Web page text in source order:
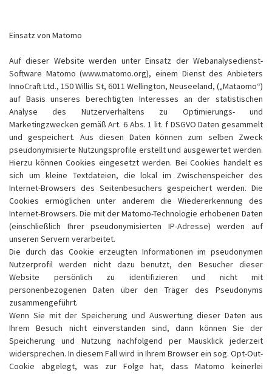
Einsatz von Matomo
Auf dieser Website werden unter Einsatz der Webanalysedienst-
Software Matomo (www.matomo.org), einem Dienst des Anbieters
InnoCraft Ltd., 150 Willis St, 6011 Wellington, Neuseeland, („Mataomo“)
auf Basis unseres berechtigten Interesses an der statistischen
Analyse des Nutzerverhaltens zu Optimierungs- und
Marketingzwecken gemäß Art. 6 Abs. 1 lit. f DSGVO Daten gesammelt
und gespeichert. Aus diesen Daten können zum selben Zweck
pseudonymisierte Nutzungsprofile erstellt und ausgewertet werden.
Hierzu können Cookies eingesetzt werden. Bei Cookies handelt es
sich um kleine Textdateien, die lokal im Zwischenspeicher des
Internet-Browsers des Seitenbesuchers gespeichert werden. Die
Cookies ermöglichen unter anderem die Wiedererkennung des
Internet-Browsers. Die mit der Matomo-Technologie erhobenen Daten
(einschließlich Ihrer pseudonymisierten IP-Adresse) werden auf
unseren Servern verarbeitet.
Die durch das Cookie erzeugten Informationen im pseudonymen
Nutzerprofil werden nicht dazu benutzt, den Besucher dieser
Website persönlich zu identifizieren und nicht mit
personenbezogenen Daten über den Träger des Pseudonyms
zusammengeführt.
Wenn Sie mit der Speicherung und Auswertung dieser Daten aus
Ihrem Besuch nicht einverstanden sind, dann können Sie der
Speicherung und Nutzung nachfolgend per Mausklick jederzeit
widersprechen. In diesem Fall wird in Ihrem Browser ein sog. Opt-Out-
Cookie abgelegt, was zur Folge hat, dass Matomo keinerlei